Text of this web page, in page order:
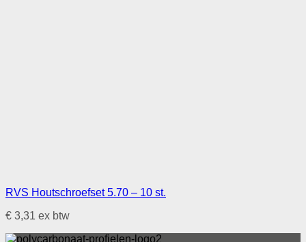
RVS Houtschroefset 5.70 – 10 st.
€ 3,31 ex btw